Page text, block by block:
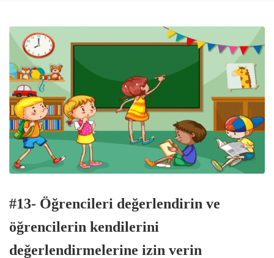
#13- Öğrencileri değerlendirin ve
öğrencilerin kendilerini
değerlendirmelerine izin verin